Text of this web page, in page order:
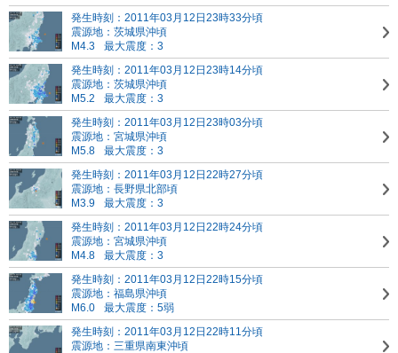
発生時刻：2011年03月12日23時33分頃
震源地：茨城県沖頃
M4.3
最大震度：3
発生時刻：2011年03月12日23時14分頃
震源地：茨城県沖頃
M5.2
最大震度：3
発生時刻：2011年03月12日23時03分頃
震源地：宮城県沖頃
M5.8
最大震度：3
発生時刻：2011年03月12日22時27分頃
震源地：長野県北部頃
M3.9
最大震度：3
発生時刻：2011年03月12日22時24分頃
震源地：宮城県沖頃
M4.8
最大震度：3
発生時刻：2011年03月12日22時15分頃
震源地：福島県沖頃
M6.0
最大震度：5弱
発生時刻：2011年03月12日22時11分頃
震源地：三重県南東沖頃